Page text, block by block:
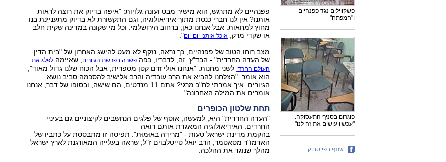
פפנהיים לא מתרגש, הוא מישיר מבט ועונה גלויות: "איפה בדיוק את רוצה לראות
אותנו? אין לנו חברי כנסת מתוך אידיאולוגיה, וגם התקשורת לא בדיוק מתעניינת בנו
מחוץ למחאות. אבל אנחנו כאן, ברחוב הירושלמי. וכל מי שקונה במדינה שקית חלב
או שקדי מרק, אוכל אותנו יום-יום".
מצב רוחו הטוב של פפנהיים, כך נראה, נזקף לא מעט להישג האחרון של "בית הדין
של העדה החרדית" - הבד"ץ. זה, לדבריו, כפה פשרה בפרשת הגיורים, שאיימה לפלג את
העולם החרדי לשני מחנות. "אנחנו אולי זרם קטן מספרית, אבל הכוח שלנו גדול מאוד",
הוא אומר. "הצלחנו להביא את הרב עובדיה והרב אלישיב להסכמה סביב נושא
הגיורים. איך אמרתי לח"כ מרגי? אתם 11 מנדטים, הם שישה, ובסופו של דבר, אנחנו
אומרים את המילה האחרונה".
תחת שלטון הכופרים
"העדה החרדית" היא, למעשה, אוסף של פלגים הנחשבים לקיצוניים גם בעיניי
החרדים. האידיאולוגיה המאגדת אותם רואה
בהקמת מדינת ישראל טעות - "מרידה באוּמוּת". תפיסה זו מתבססת על כתביו של
האדמו"ר מסאטמר, הרב יואל טייטלבוים ז"ל, שראה בעלייה המאורגנת לארץ ישראל
מהלך שנוגד את ההלכה.
פשקווילים נגד פפנהיים
ו"המפתח"
פוגרום בסניף התעסוקה.
"עכשיו עושים את זה לנו"
שתף בפייסבוק